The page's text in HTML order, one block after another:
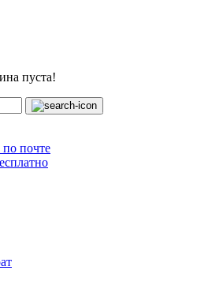
пуста!
по почте